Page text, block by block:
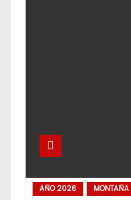
AÑO 2026 MONTAÑA